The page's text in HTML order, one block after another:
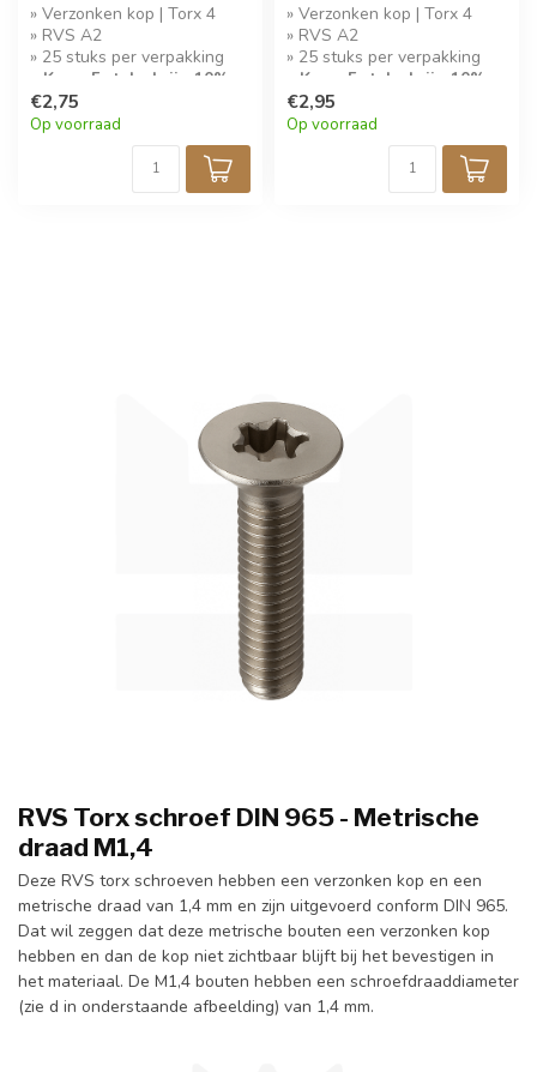
» Verzonken kop | Torx 4
» RVS A2
» 25 stuks per verpakking
» Koop 5 stuks krijg 10%
korting!
€2,75
Op voorraad
» Verzonken kop | Torx 4
» RVS A2
» 25 stuks per verpakking
» Koop 5 stuks krijg 10%
korting!
€2,95
Op voorraad
RVS Torx schroef DIN 965 - Metrische
draad M1,4
Deze RVS torx schroeven hebben een verzonken kop en een
metrische draad van 1,4 mm en zijn uitgevoerd conform DIN 965.
Dat wil zeggen dat deze metrische bouten een verzonken kop
hebben en dan de kop niet zichtbaar blijft bij het bevestigen in
het materiaal. De M1,4 bouten hebben een schroefdraaddiameter
(zie d in onderstaande afbeelding) van 1,4 mm.